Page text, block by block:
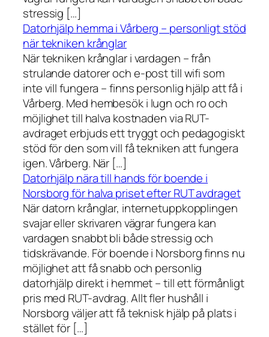
stressig […]
Datorhjälp hemma i Vårberg – personligt stöd
när tekniken krånglar
När tekniken krånglar i vardagen – från
strulande datorer och e-post till wifi som
inte vill fungera – finns personlig hjälp att få i
Vårberg. Med hembesök i lugn och ro och
möjlighet till halva kostnaden via RUT-
avdraget erbjuds ett tryggt och pedagogiskt
stöd för den som vill få tekniken att fungera
igen. Vårberg. När […]
Datorhjälp nära till hands för boende i
Norsborg för halva priset efter RUT avdraget
När datorn krånglar, internetuppkopplingen
svajar eller skrivaren vägrar fungera kan
vardagen snabbt bli både stressig och
tidskrävande. För boende i Norsborg finns nu
möjlighet att få snabb och personlig
datorhjälp direkt i hemmet – till ett förmånligt
pris med RUT-avdrag. Allt fler hushåll i
Norsborg väljer att få teknisk hjälp på plats i
stället för […]